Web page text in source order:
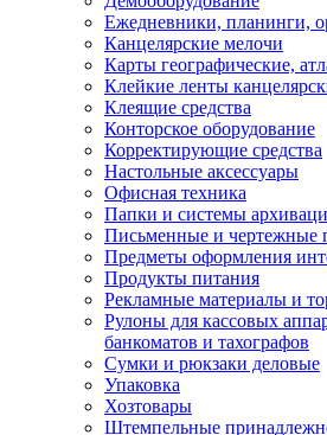
Ежедневники, планинги,
Канцелярские мелочи
Карты географические,
Клейкие ленты
Клеящие средства
Конторское оборудование
Корректирующие средства
Настольные аксессуары
Офисная техника
Папки и системы
Письменные и чертежные
Предметы оформления
Продукты питания
Рекламные материалы и
Рулоны для кассовых
банкоматов и тахографов
Сумки и рюкзаки деловые
Упаковка
Хозтовары
Штемпельные